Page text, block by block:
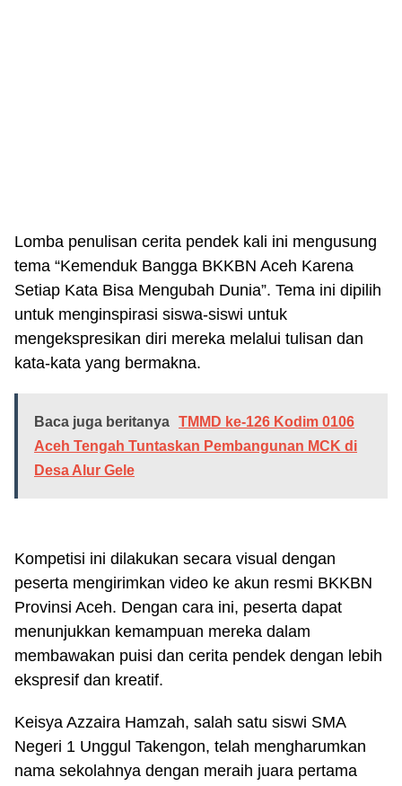
Lomba penulisan cerita pendek kali ini mengusung
tema “Kemenduk Bangga BKKBN Aceh Karena
Setiap Kata Bisa Mengubah Dunia”. Tema ini dipilih
untuk menginspirasi siswa-siswi untuk
mengekspresikan diri mereka melalui tulisan dan
kata-kata yang bermakna.
Baca juga beritanya TMMD ke-126 Kodim 0106
Aceh Tengah Tuntaskan Pembangunan MCK di
Desa Alur Gele
Kompetisi ini dilakukan secara visual dengan
peserta mengirimkan video ke akun resmi BKKBN
Provinsi Aceh. Dengan cara ini, peserta dapat
menunjukkan kemampuan mereka dalam
membawakan puisi dan cerita pendek dengan lebih
ekspresif dan kreatif.
Keisya Azzaira Hamzah, salah satu siswi SMA
Negeri 1 Unggul Takengon, telah mengharumkan
nama sekolahnya dengan meraih juara pertama